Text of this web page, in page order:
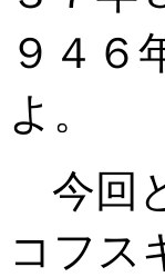
９４６
よ。
今回
コフス